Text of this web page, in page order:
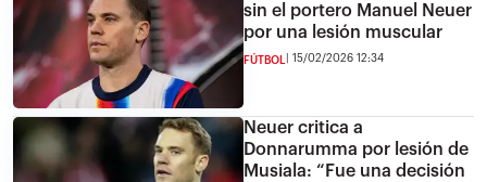
sin el portero Manuel Neuer
por una lesión muscular
FÚTBOL 15/02/2026 12:34
Neuer critica a
Donnarumma por lesión de
Musiala: “Fue una decisión